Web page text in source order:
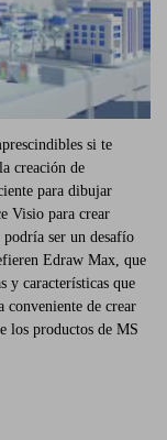
si te
creación de
para dibujar
Visio para crear
ser un desafío
Edraw Max, que
y características que
de crear
los productos de MS